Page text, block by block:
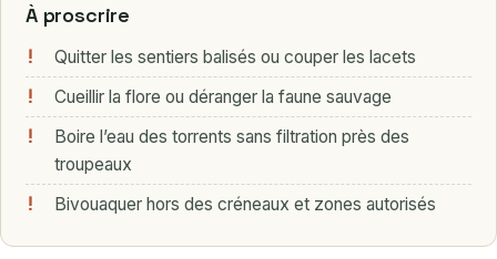
À proscrire
Quitter les sentiers balisés ou couper les lacets
Cueillir la flore ou déranger la faune sauvage
Boire l’eau des torrents sans filtration près des
troupeaux
Bivouaquer hors des créneaux et zones autorisés